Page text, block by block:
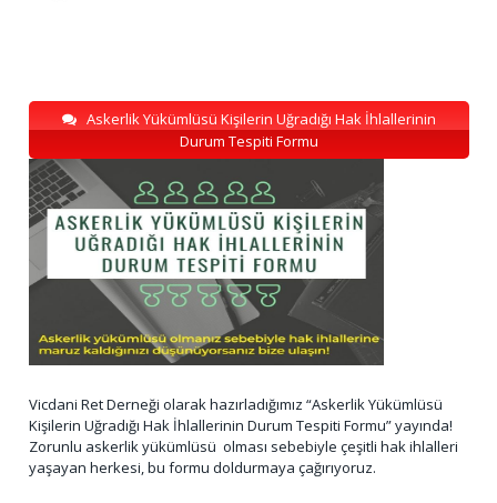
Askerlik Yükümlüsü Kişilerin Uğradığı Hak İhlallerinin
Durum Tespiti Formu
Vicdani Ret Derneği olarak hazırladığımız “Askerlik Yükümlüsü
Kişilerin Uğradığı Hak İhlallerinin Durum Tespiti Formu” yayında!
Zorunlu askerlik yükümlüsü olması sebebiyle çeşitli hak ihlalleri
yaşayan herkesi, bu formu doldurmaya çağırıyoruz.